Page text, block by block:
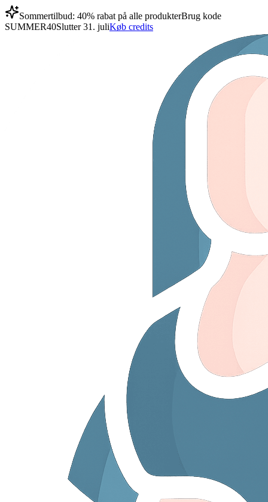
Sommertilbud: 40% rabat på alle produkterBrug kode
SUMMER40Slutter 31. juliKøb credits